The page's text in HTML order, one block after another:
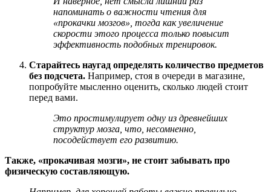
напоминать о важности чтения для
«прокачки мозгов», тогда как увеличение
скорости этого процесса только повысит
эффективность подобных тренировок.
Старайтесь наугад определять количество предметов
без подсчета. Например, стоя в очереди в магазине,
попробуйте мысленно оценить, сколько людей стоит
перед вами.
Это простимулирует одну из древнейших
структур мозга, что, несомненно,
посодействует его развитию.
Также, «прокачивая мозги», не стоит забывать про
физическую составляющую.